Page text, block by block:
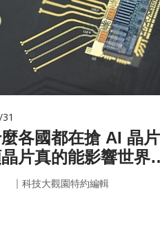
各國都在搶 AI 晶
片真的能影響世界
｜ 科技大觀園特約編輯